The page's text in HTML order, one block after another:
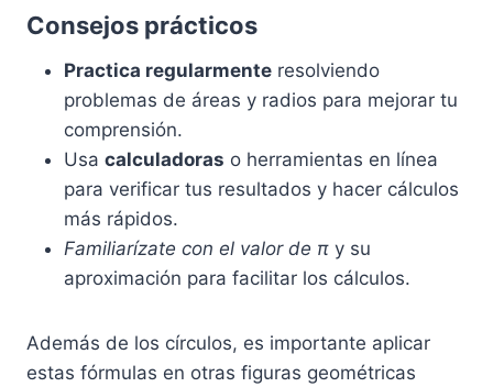
Consejos prácticos
Practica regularmente resolviendo
problemas de áreas y radios para mejorar tu
comprensión.
Usa calculadoras o herramientas en línea
para verificar tus resultados y hacer cálculos
más rápidos.
Familiarízate con el valor de π y su
aproximación para facilitar los cálculos.
Además de los círculos, es importante aplicar
estas fórmulas en otras figuras geométricas